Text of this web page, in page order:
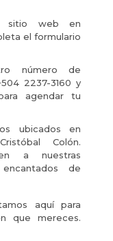
sitio web en
el formulario
número de
2237-3160 y
agendar tu
ubicados en
Colón.
a nuestras
de
aquí para
que mereces.